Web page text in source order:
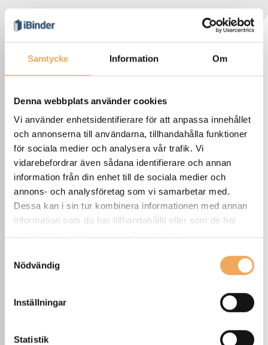
Samtycke Information Om
Denna webbplats använder cookies
Vi använder enhetsidentifierare för att anpassa innehållet
och annonserna till användarna, tillhandahålla funktioner
för sociala medier och analysera vår trafik. Vi
vidarebefordrar även sådana identifierare och annan
information från din enhet till de sociala medier och
annons- och analysföretag som vi samarbetar med.
Dessa kan i sin tur kombinera informationen med annan
information som du har tillhandahållit eller som de har
Nödvändig
Inställningar
Statistik